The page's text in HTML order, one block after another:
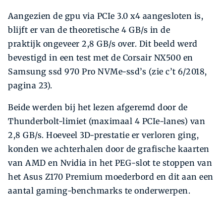
Aangezien de gpu via PCIe 3.0 x4 aangesloten is,
blijft er van de theoretische 4 GB/s in de
praktijk ongeveer 2,8 GB/s over. Dit beeld werd
bevestigd in een test met de Corsair NX500 en
Samsung ssd 970 Pro NVMe-ssd’s (zie c’t 6/2018,
pagina 23).
Beide werden bij het lezen afgeremd door de
Thunderbolt-limiet (maximaal 4 PCIe-lanes) van
2,8 GB/s. Hoeveel 3D-prestatie er verloren ging,
konden we achterhalen door de grafische kaarten
van AMD en Nvidia in het PEG-slot te stoppen van
het Asus Z170 Premium moederbord en dit aan een
aantal gaming-benchmarks te onderwerpen.